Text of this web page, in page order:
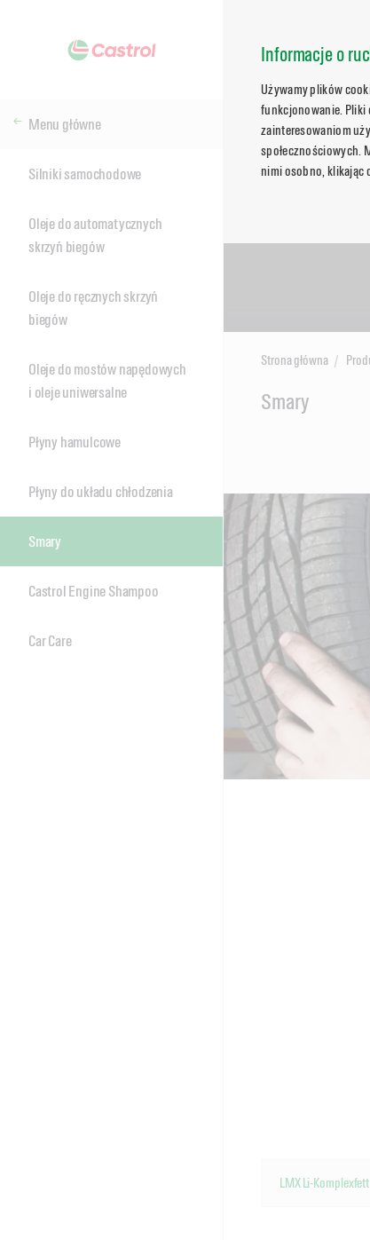
Informacje o
Używamy plików
funkcjonowanie. Pliki
zainteresowaniom
społecznościowych.
nimi osobno, klikając
Menu główne
Silniki samochodowe
Oleje do automatycznych
skrzyń biegów
Oleje do ręcznych skrzyń
biegów
Oleje do mostów napędowych
i oleje uniwersalne
Płyny hamulcowe
Płyny do układu chłodzenia
Smary
Castrol Engine Shampoo
Car Care
Strona główna
Smary
LMX Li-Komplexfett